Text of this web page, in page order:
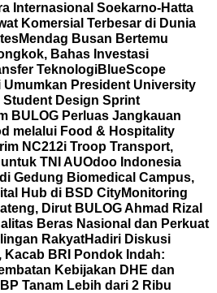
Internasional Soekarno-Hatta
Komersial Terbesar di Dunia
Mendag Busan Bertemu
Bahas Investasi
TeknologiBlueScope
Umumkan President University
Design Sprint
BULOG Perluas Jangkauan
melalui Food & Hospitality
NC212i Troop Transport,
TNI AUOdoo Indonesia
Gedung Biomedical Campus,
Hub di BSD CityMonitoring
Dirut BULOG Ahmad Rizal
Beras Nasional dan Perkuat
RakyatHadiri Diskusi
Kacab BRI Pondok Indah:
Kebijakan DHE dan
Tanam Lebih dari 2 Ribu